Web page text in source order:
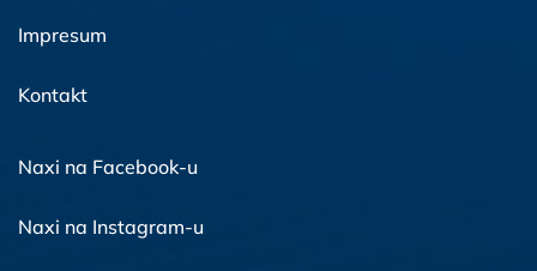
Impresum
Kontakt
Naxi na Facebook-u
Naxi na Instagram-u